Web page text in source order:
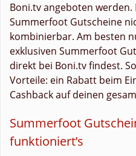
Boni.tv angeboten
Summerfoot Gutscheine
kombinierbar. Am besten
exklusiven Summerfoot
direkt bei Boni.tv findest.
Vorteile: ein Rabatt beim
Cashback auf deinen
Summerfoot
funktioniert’s